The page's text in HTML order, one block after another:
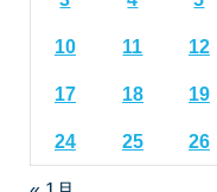
10 11 12
17 18 19
24 25 26